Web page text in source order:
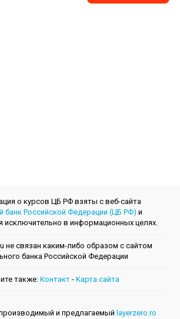
о курсов ЦБ РФ взяты с веб-сайта
банк Российской Федерации (ЦБ РФ) и
исключительно в информационных целях.
не связан каким-либо образом с сайтом
банкa Российской Федерации
также: Контакт - Kарта сайта
и предлагаемый layerzero.ro